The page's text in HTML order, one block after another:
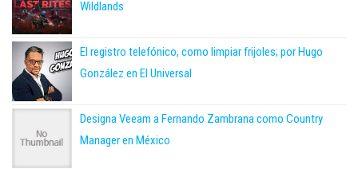
Wildlands
El registro telefónico, como limpiar frijoles; por Hugo
González en El Universal
Designa Veeam a Fernando Zambrana como Country
Manager en México